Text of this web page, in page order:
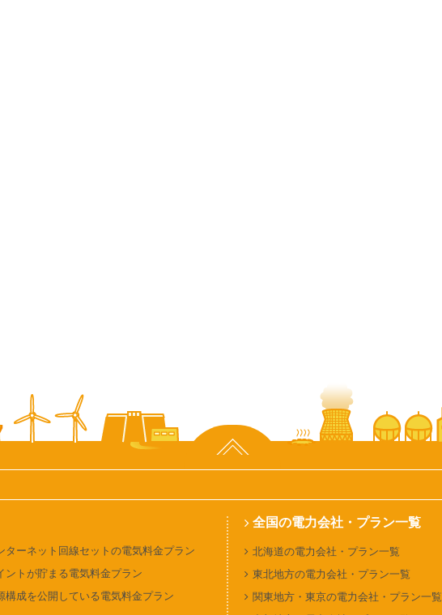
ページ上部へ
ターネット回線セットの電気料金プラン
ントが貯まる電気料金プラン
構成を公開している電気料金プラン
全国の電力会社・プラン一覧
北海道の電力会社・プラン一覧
東北地方の電力会社・プラン一覧
関東地方・東京の電力会社・プラン一覧